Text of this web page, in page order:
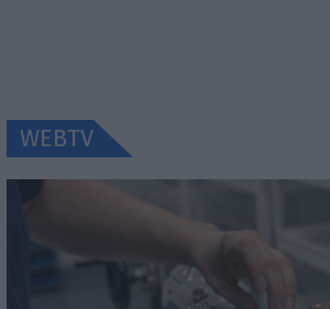
WEBTV